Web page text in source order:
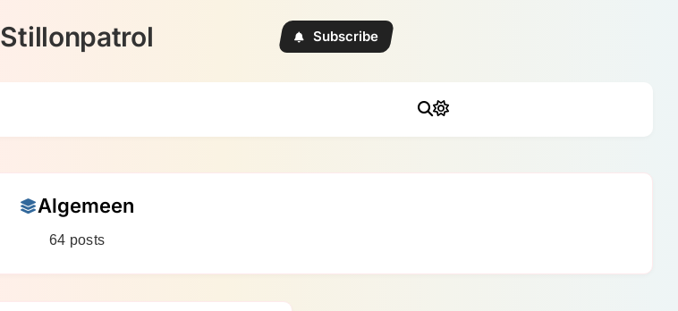
Stillonpatrol Subscribe
Algemeen
64 posts